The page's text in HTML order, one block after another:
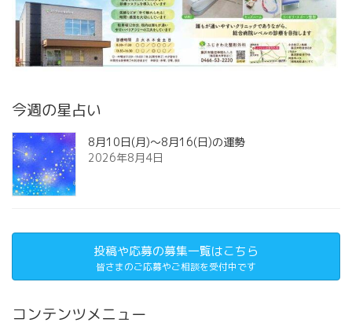
今週の星占い
8月10日(月)～8月16(日)の運勢
2026年8月4日
投稿や応募の募集一覧はこちら
皆さまのご応募やご相談を受付中です
コンテンツメニュー